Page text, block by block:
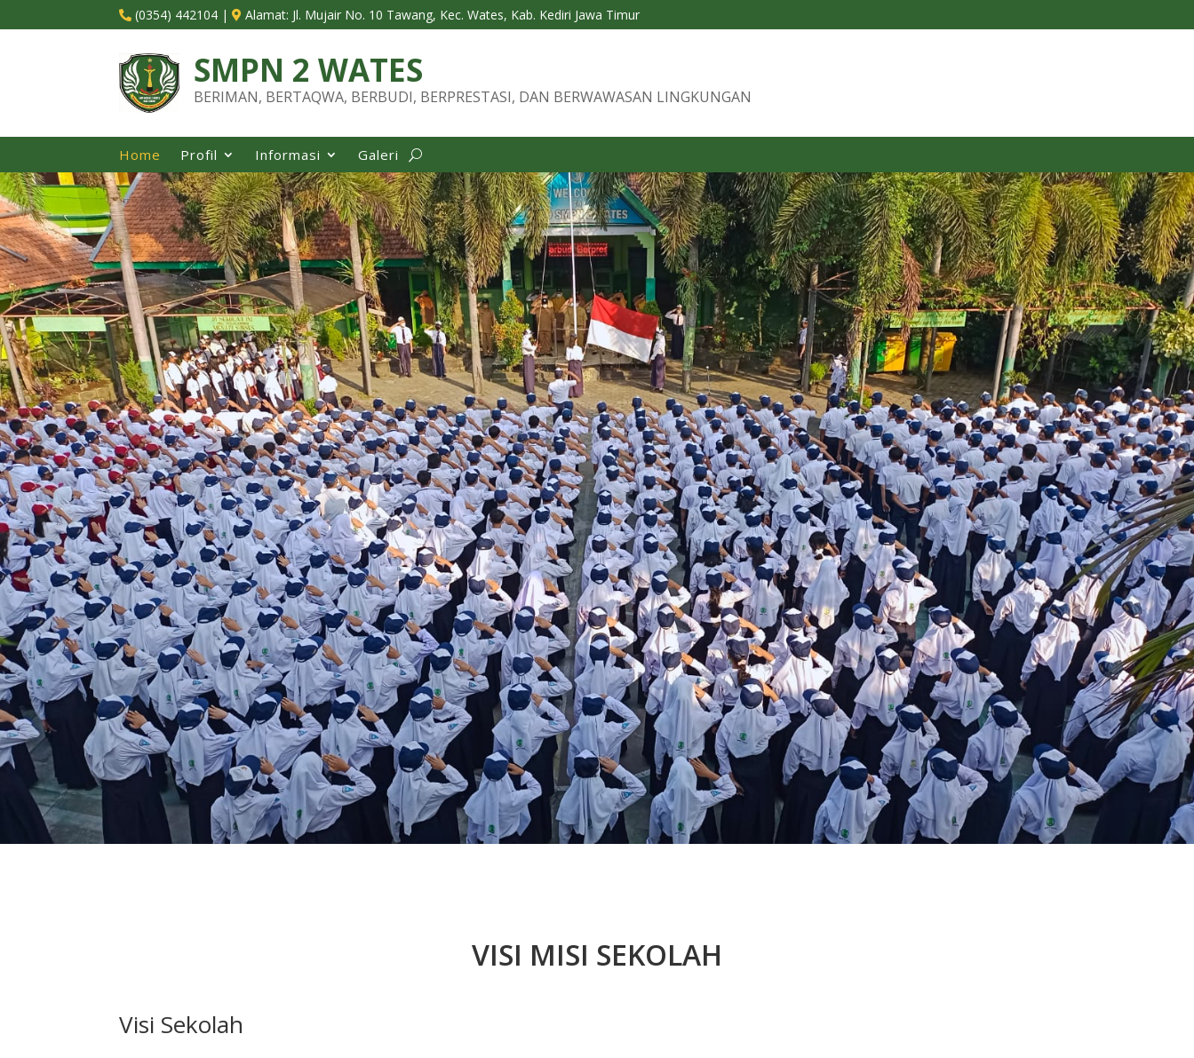
 (0354) 442104 | Alamat: Jl. Mujair No. 10 Tawang, Kec. Wates, Kab. Kediri Jawa Timur
SMPN 2 WATES
BERIMAN, BERTAQWA, BERBUDI, BERPRESTASI, DAN BERWAWASAN LINGKUNGAN
Home Profil Informasi Galeri
VISI MISI SEKOLAH
Visi Sekolah